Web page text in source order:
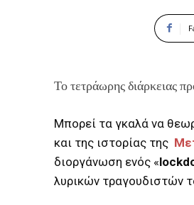
Το τετράωρης διάρκειας
Μπορεί τα γκαλά να
και της ιστορίας της
διοργάνωση ενός «
λυρικών τραγουδιστών